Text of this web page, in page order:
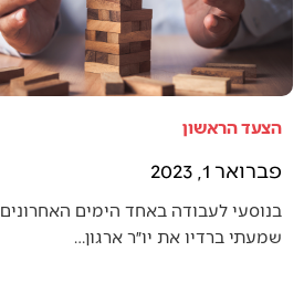
הצעד הראשון
פברואר 1, 2023
בנוסעי לעבודה באחד הימים האחרונים
שמעתי ברדיו את יו״ר ארגון…